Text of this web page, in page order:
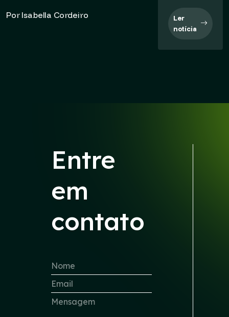
Por Isabella Cordeiro
Ler
notícia
Entre
em
contato